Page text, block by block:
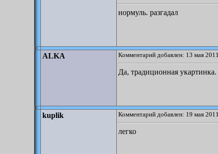
нормуль. разгадал
ALKA Комментарий добавлен: 13 мая
Да, традиционная
kuplik Комментарий добавлен: 19 мая
легко